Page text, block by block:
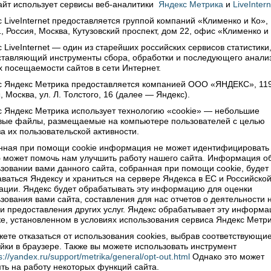
множество верховажан. Он извещал читателей,
из нашего района в Вельскую больницу могут
по направлению врача и райздрава. В ином
приема в городской поликлинике им не дождаться.
уже тогда население массово лечилось в соседнем
раз понадобилось специальное предупреждение
из кожи
на страницах районки тех лет встречается
промартели «Кустарь». К слову, некоторые ее
в заречной части села сохранились до сих пор.
правления артели Бовыкин через газету
читателей о приемке шерсти в переработку и
валенок на шерсть.
строгие предупреждения, адресованные заказчикам
сдававшим шерсть в переработку. В том случае, если
продукция не выкупалась в двухнедельный срок,
признавались бесхозными и продавались на сторону
в госфонд.
использует сервисы веб-аналитики Яндекс Метрика и
LiveInternet предоставляется группой компаний «Клименко и Ко»,
Россия, Москва, Кутузовский проспект, дом 22, офис «Клименко и
LiveInternet — один из старейших российских сервисов статистики,
инструменты сбора, обработки и последующего
посещаемости сайтов в сети Интернет.
Яндекс Метрика предоставляется компанией ООО «ЯНДЕКС»,
Москва, ул. Л. Толстого, 16 (далее — Яндекс).
Яндекс Метрика использует технологию «cookie» — небольшие
файлы, размещаемые на компьютере пользователей с целью
их пользовательской активности.
при помощи cookie информация не может идентифицировать
может помочь нам улучшить работу нашего сайта. Информация
вами данного сайта, собранная при помощи cookie, будет
Яндексу и храниться на сервере Яндекса в ЕС и Российской
Яндекс будет обрабатывать эту информацию для оценки
вами сайта, составления для нас отчетов о деятельности
предоставления других услуг. Яндекс обрабатывает эту
установленном в условиях использования сервиса Яндекс
отказаться от использования cookies, выбрав
в браузере. Также вы можете использовать инструмент
yandex.ru/support/metrika/general/opt-out.html Однако это может
на работу некоторых функций сайта.